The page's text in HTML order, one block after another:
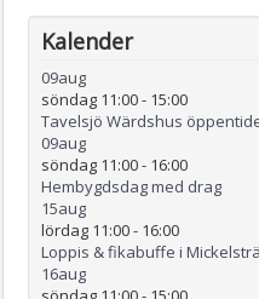
Kalender
09aug
söndag 11:00- 15:00
Tavelsjö Wärdshus
09aug
söndag 11:00- 16:00
Hembygdsdag med drag
15aug
lördag 11:00- 16:00
Loppis & fikabuffe i
16aug